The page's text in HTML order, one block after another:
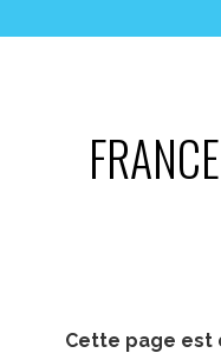
Cette page est